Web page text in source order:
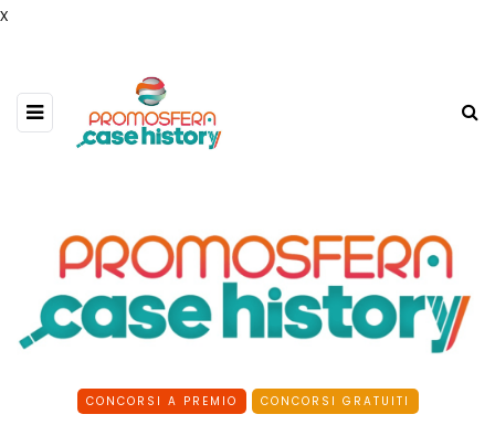
x
CONCORSI A PREMIO CONCORSI GRATUITI